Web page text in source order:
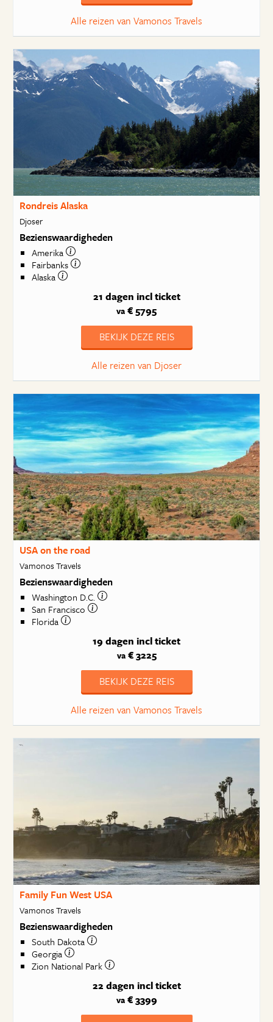
Alle reizen van Vamonos Travels
Rondreis Alaska
Djoser
Bezienswaardigheden
Amerika
Fairbanks
Alaska
21 dagen incl ticket
va € 5795
BEKIJK DEZE REIS
Alle reizen van Djoser
USA on the road
Vamonos Travels
Bezienswaardigheden
Washington D.C.
San Francisco
Florida
19 dagen incl ticket
va€ 3225
BEKIJK DEZE REIS
Alle reizen van Vamonos Travels
Family Fun West USA
Vamonos Travels
Bezienswaardigheden
South Dakota
Georgia
Zion National Park
22 dagen incl ticket
va€ 3399